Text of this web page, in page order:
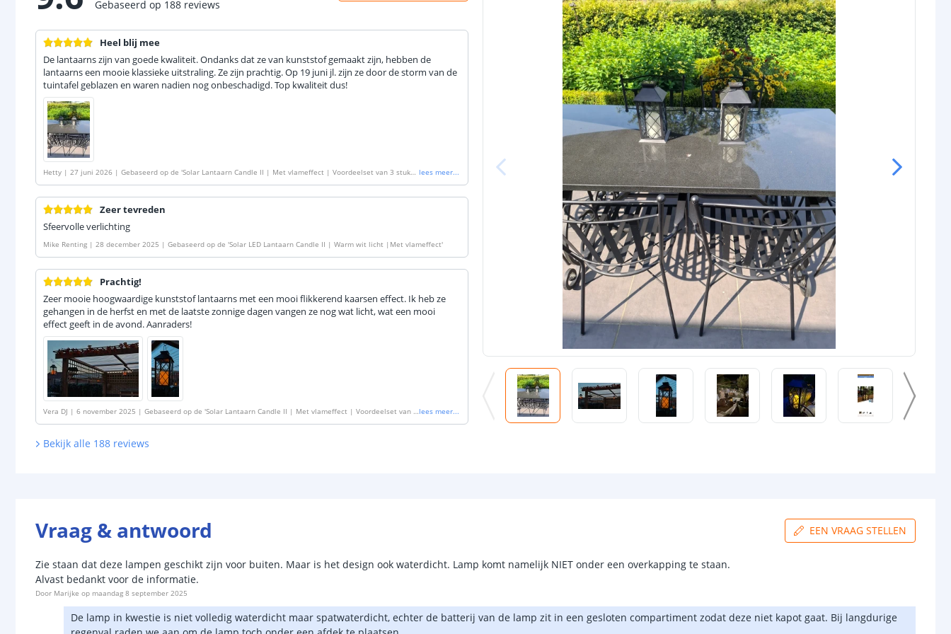
Gebaseerd op 188 reviews
Heel blij mee
De lantaarns zijn van goede kwaliteit. Ondanks dat ze van kunststof gemaakt zijn, hebben de
lantaarns een mooie klassieke uitstraling. Ze zijn prachtig. Op 19 juni jl. zijn ze door de storm van de
tuintafel geblazen en waren nadien nog onbeschadigd. Top kwaliteit dus!
Hetty | 27 juni 2026 | Gebaseerd op de 'Solar Lantaarn Candle II | Met vlameffect | Voordeelset van 3 stuks
op zonne energie'
lees meer...
Zeer tevreden
Sfeervolle verlichting
Mike Renting | 28 december 2025 | Gebaseerd op de 'Solar LED Lantaarn Candle II | Warm wit licht |Met vlameffect'
Prachtig!
Zeer mooie hoogwaardige kunststof lantaarns met een mooi flikkerend kaarsen effect. Ik heb ze
gehangen in de herfst en met de laatste zonnige dagen vangen ze nog wat licht, wat een mooi
effect geeft in de avond. Aanraders!
Vera DJ | 6 november 2025 | Gebaseerd op de 'Solar Lantaarn Candle II | Met vlameffect | Voordeelset van 3
stuks op zonne energie'
lees meer...
Bekijk alle 188 reviews
Vraag & antwoord EEN VRAAG STELLEN
Zie staan dat deze lampen geschikt zijn voor buiten. Maar is het design ook waterdicht. Lamp komt namelijk NIET onder een overkapping te staan.
Alvast bedankt voor de informatie.
Door Marijke op maandag 8 september 2025
De lamp in kwestie is niet volledig waterdicht maar spatwaterdicht, echter de batterij van de lamp zit in een gesloten compartiment zodat deze niet kapot gaat. Bij langdurige